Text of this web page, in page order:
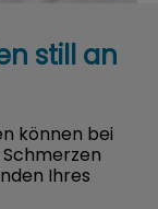
still an
können bei
Ihres